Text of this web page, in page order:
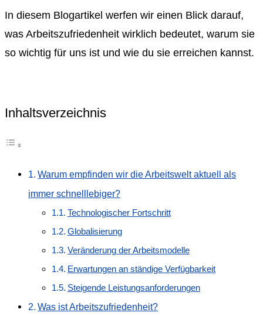
In diesem Blogartikel werfen wir einen Blick darauf,
was Arbeitszufriedenheit wirklich bedeutet, warum sie
so wichtig für uns ist und wie du sie erreichen kannst.
Inhaltsverzeichnis
Warum empfinden wir die Arbeitswelt aktuell als
immer schnelllebiger?
Technologischer Fortschritt
Globalisierung
Veränderung der Arbeitsmodelle
Erwartungen an ständige Verfügbarkeit
Steigende Leistungsanforderungen
Was ist Arbeitszufriedenheit?